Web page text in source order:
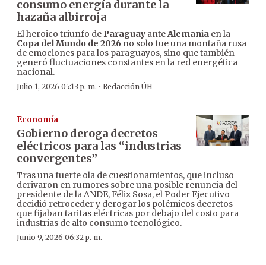
consumo energía durante la
hazaña albirroja
El heroico triunfo de Paraguay anteAlemania en la
Copa del Mundo de 2026 no solo fue una montaña rusa
de emociones para los paraguayos, sino que también
generó fluctuaciones constantes en la red energética
nacional.
Julio 1, 2026 05:13 p. m. · Redacción ÚH
Economía
Gobierno deroga decretos
eléctricos para las “industrias
convergentes”
Tras una fuerte ola de cuestionamientos, que incluso
derivaron en rumores sobre una posible renuncia del
presidente de la ANDE, Félix Sosa, el Poder Ejecutivo
decidió retroceder y derogar los polémicos decretos
que fijaban tarifas eléctricas por debajo del costo para
industrias de alto consumo tecnológico.
Junio 9, 2026 06:32 p. m.